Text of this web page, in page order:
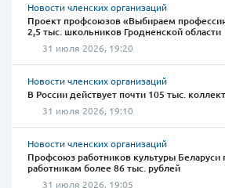
Новости членских организаций
Проект профсоюзов «Выбираем
2,5 тыс. школьников Гродненской области
31 июля 2026, 19:20
Новости членских организаций
В России действует почти 105 тыс.
31 июля 2026, 19:10
Новости членских организаций
Профсоюз работников культуры Беларуси
работникам более 86 тыс. рублей
31 июля 2026, 19:05